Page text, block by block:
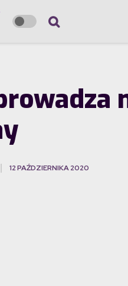
12 PAŹDZIERNIKA 2020